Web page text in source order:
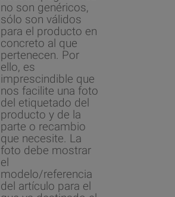
no son genéricos,
sólo son válidos
para el producto en
concreto al que
pertenecen. Por
ello, es
imprescindible que
nos facilite una foto
del etiquetado del
producto y de la
parte o recambio
que necesite. La
foto debe mostrar
el
modelo/referencia
del artículo para el